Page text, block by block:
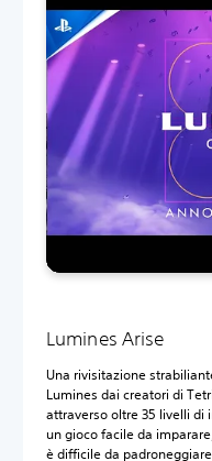
Lumines Arise
Una rivisitazione
Lumines dai creatori di
attraverso oltre 35 livelli di
un gioco facile da
è difficile da